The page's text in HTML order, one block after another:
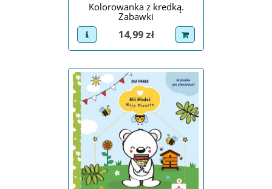
Kolorowanka z kredką.
Zabawki
view product
Cena
14,99 zł dodaj do koszyka